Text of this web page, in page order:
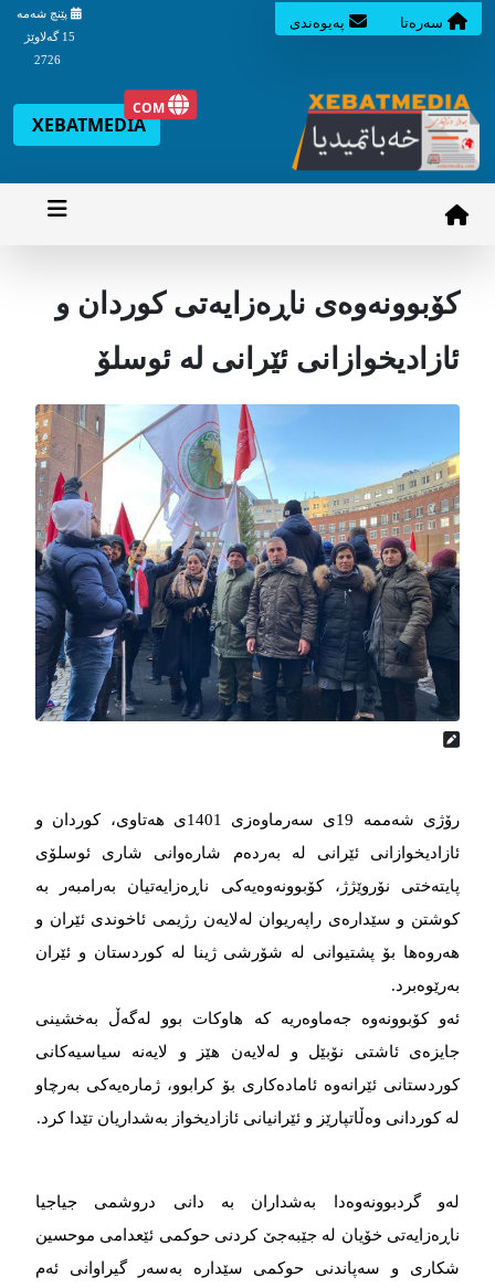
سه‌ره‌تا په‌یوه‌ندی
پێنچ شه‌مه‌
15 گه‌لاوێژ
2726
XEBATMEDIA
COM
کۆبوونەوەی ناڕەزایەتی کوردان و
ئازادیخوازانی ئێرانی لە ئوسلۆ
رۆژی شەممە 19ی سەرماوەزی 1401ی هەتاوی، کوردان و
ئازادیخوازانی ئێرانی لە بەردەم شارەوانی شاری ئوسلۆی
پایتەختی نۆروێژژ، کۆبوونەوەیەکی ناڕەزایەتیان بەرامبەر بە
کوشتن و سێدارەی راپەریوان لەلایەن رژیمی ئاخوندی ئێران و
هەروەها بۆ پشتیوانی لە شۆرشی ژینا لە کوردستان و ئێران
بەرێوەبرد.
ئەو کۆبوونەوە جەماوەریە کە هاوکات بوو لەگەڵ بەخشینی
جایزەی ئاشتی نۆبێل و لەلایەن هێز و لایەنە سیاسیەکانی
کوردستانی ئێرانەوە ئامادەکاری بۆ کرابوو، ژمارەیەکی بەرچاو
لە کوردانی وەڵاتپارێز و ئێرانیانی ئازادیخواز بەشداریان تێدا کرد.
لەو گردبوونەوەدا بەشداران بە دانی دروشمی جیاجیا
ناڕەزایەتی خۆیان لە جێبەجێ کردنی حوکمی ئێعدامی موحسین
شکاری و سەپاندنی حوکمی سێدارە بەسەر گیراوانی ئەم